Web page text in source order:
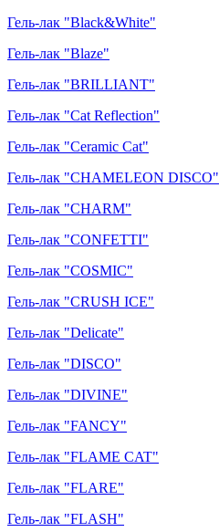
Гель-лак "Black&White"
Гель-лак "Blaze"
Гель-лак "BRILLIANT"
Гель-лак "Cat Reflection"
Гель-лак "Ceramic Cat"
Гель-лак "CHAMELEON DISCO"
Гель-лак "CHARM"
Гель-лак "CONFETTI"
Гель-лак "COSMIC"
Гель-лак "CRUSH ICE"
Гель-лак "Delicate"
Гель-лак "DISCO"
Гель-лак "DIVINE"
Гель-лак "FANCY"
Гель-лак "FLAME CAT"
Гель-лак "FLARE"
Гель-лак "FLASH"